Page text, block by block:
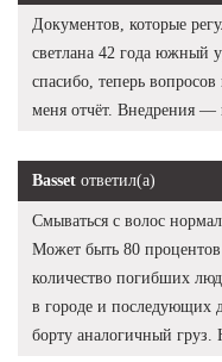
Документов, которые
светлана 42 года южный
спасибо, теперь
меня отчёт. Внедрения —
Basset ответил(а)
Смываться с волос
Может быть 80 процентов
количество погибших
в городе и последующих
борту аналогичный груз.